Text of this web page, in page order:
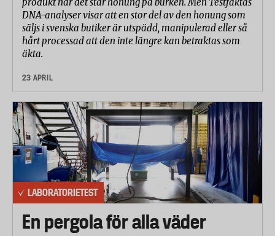
DNA-analyser visar att en stor del av den honung som
säljs i svenska butiker är utspädd, manipulerad eller så
hårt processad att den inte längre kan betraktas som
äkta.
23 APRIL
LABORATORIETEST
En pergola för alla väder